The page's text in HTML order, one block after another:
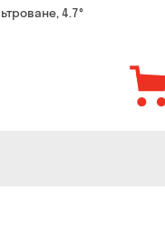
4.7°